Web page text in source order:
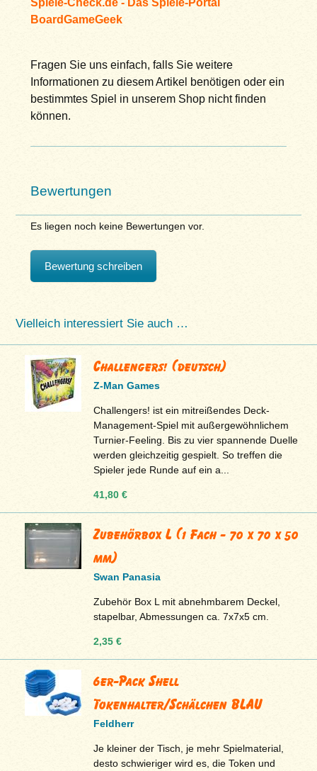
BoardGameGeek
Fragen Sie uns einfach, falls Sie weitere
Informationen zu diesem Artikel benötigen oder ein
bestimmtes Spiel in unserem Shop nicht finden
können.
Bewertungen
Es liegen noch keine Bewertungen vor.
Bewertung schreiben
Vielleich interessiert Sie auch …
Challengers! (deutsch)
Z-Man Games
Challengers! ist ein mitreißendes Deck-
Management-Spiel mit außergewöhnlichem
Turnier-Feeling. Bis zu vier spannende Duelle
werden gleichzeitig gespielt. So treffen die
Spieler jede Runde auf ein a...
41,80 €
Zubehörbox L (1 Fach - 70 x 70 x 50
mm)
Swan Panasia
Zubehör Box L mit abnehmbarem Deckel,
stapelbar, Abmessungen ca. 7x7x5 cm.
2,35 €
6er-Pack Shell
Tokenhalter/Schälchen BLAU
Feldherr
Je kleiner der Tisch, je mehr Spielmaterial,
desto schwieriger wird es, die Token und